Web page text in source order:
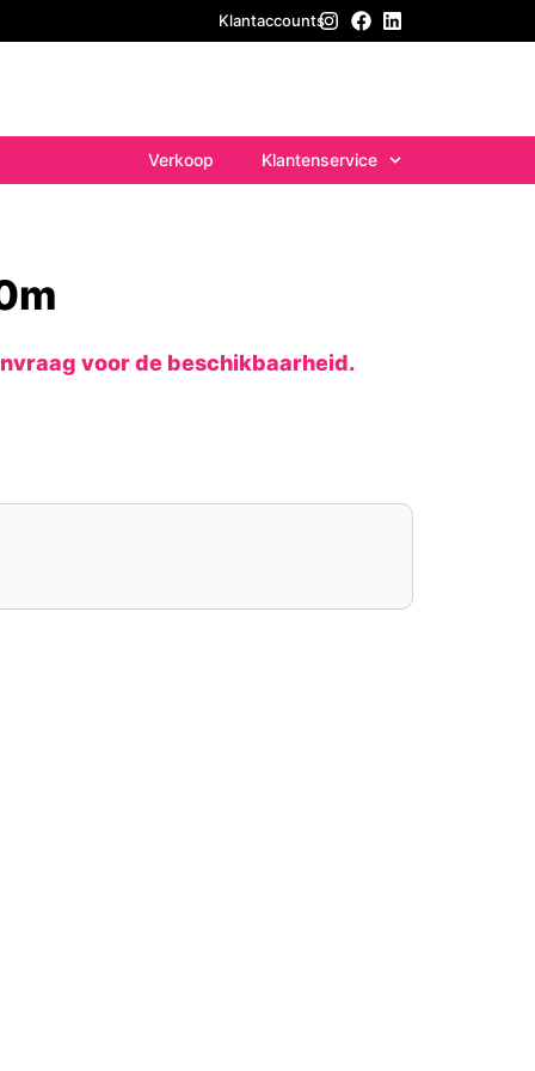
Klantaccounts
Verkoop Klantenservice
voor de beschikbaarheid.